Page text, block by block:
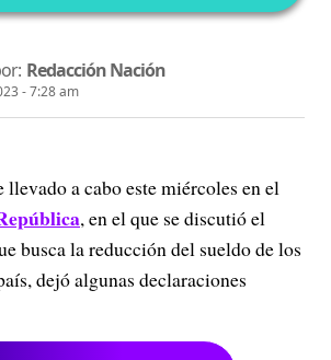
Redacción Nación
- 7:28 am
llevado a cabo este miércoles en el
, en el que se discutió el
busca la reducción del sueldo de los
dejó algunas declaraciones